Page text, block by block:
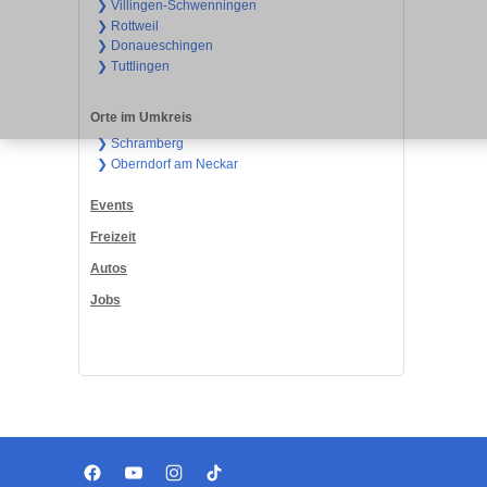
❯ Villingen-Schwenningen
❯ Rottweil
❯ Donaueschingen
❯ Tuttlingen
Orte im Umkreis
❯ Schramberg
❯ Oberndorf am Neckar
Events
Freizeit
Autos
Jobs